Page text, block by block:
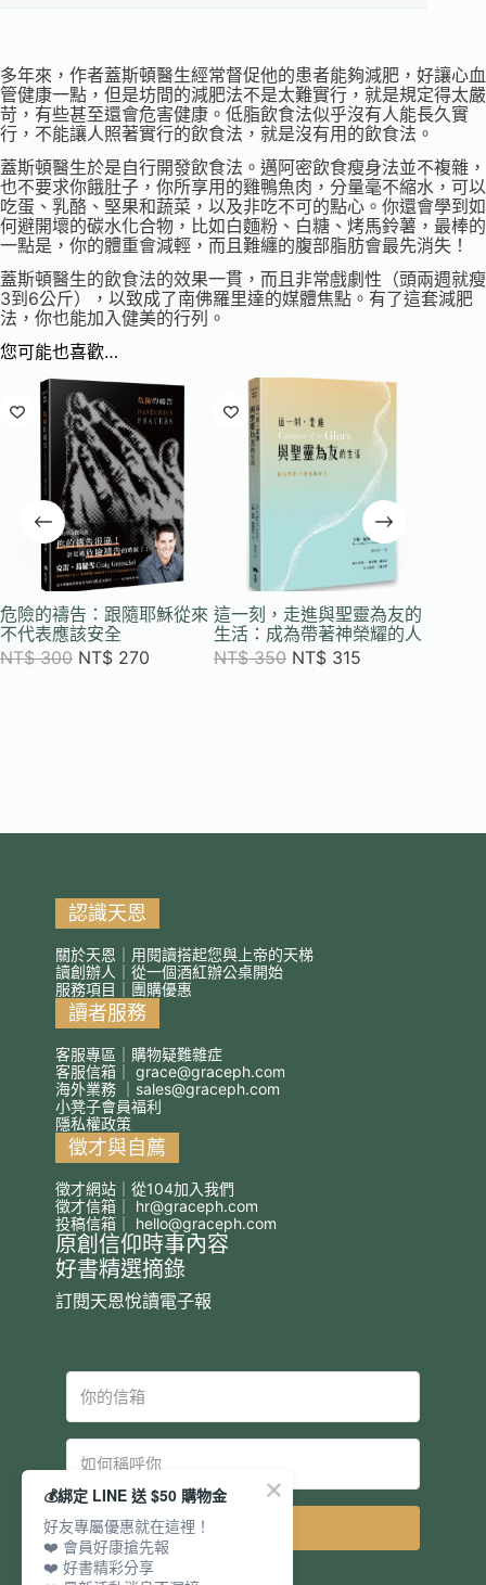
多年來，作者蓋斯頓醫生經常督促他的患者能夠減肥，好讓心血
管健康一點，但是坊間的減肥法不是太難實行，就是規定得太嚴
苛，有些甚至還會危害健康。低脂飲食法似乎沒有人能長久實
行，不能讓人照著實行的飲食法，就是沒有用的飲食法。
蓋斯頓醫生於是自行開發飲食法。邁阿密飲食瘦身法並不複雜，
也不要求你餓肚子，你所享用的雞鴨魚肉，分量毫不縮水，可以
吃蛋、乳酪、堅果和蔬菜，以及非吃不可的點心。你還會學到如
何避開壞的碳水化合物，比如白麵粉、白糖、烤馬鈴薯，最棒的
一點是，你的體重會減輕，而且難纏的腹部脂肪會最先消失！
蓋斯頓醫生的飲食法的效果一貫，而且非常戲劇性（頭兩週就瘦
3到6公斤），以致成了南佛羅里達的媒體焦點。有了這套減肥
法，你也能加入健美的行列。
您可能也喜歡…
危險的禱告：跟隨耶穌從來
不代表應該安全
NT$300 NT$ 270
這一刻，走進與聖靈為友的
生活：成為帶著神榮耀的人
NT$350 NT$ 315
認識天恩
關於天恩｜用閱讀搭起您與上帝的天梯
讀創辦人｜從一個酒紅辦公桌開始
服務項目｜團購優惠
讀者服務
客服專區｜購物疑難雜症
客服信箱｜ grace@graceph.com
海外業務 ｜ sales@graceph.com
小凳子會員福利
隱私權政策
徵才與自薦
徵才網站｜從104加入我們
徵才信箱｜ hr@graceph.com
投稿信箱｜ hello@graceph.com
原創信仰時事內容
好書精選摘錄
訂閱天恩悅讀電子報
💰綁定 LINE 送 $50 購物金
好友專屬優惠就在這裡！
❤️ 會員好康搶先報
❤️ 好書精彩分享